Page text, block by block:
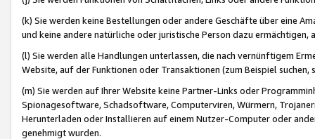
(k) Sie werden keine Bestellungen oder andere Geschäfte über eine
und keine andere natürliche oder juristische Person dazu
(l) Sie werden alle Handlungen unterlassen, die nach vernünftigem
Website, auf der Funktionen oder Transaktionen (zum Beispiel
(m) Sie werden auf Ihrer Website keine Partner-Links oder
Spionagesoftware, Schadsoftware, Computerviren, Würmern,
Herunterladen oder Installieren auf einem Nutzer-Computer oder
genehmigt wurden.